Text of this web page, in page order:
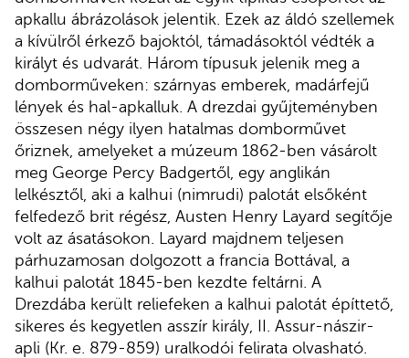
apkallu ábrázolások jelentik. Ezek az áldó szellemek
a kívülről érkező bajoktól, támadásoktól védték a
királyt és udvarát. Három típusuk jelenik meg a
domborműveken: szárnyas emberek, madárfejű
lények és hal-apkalluk. A drezdai gyűjteményben
összesen négy ilyen hatalmas domborművet
őriznek, amelyeket a múzeum 1862-ben vásárolt
meg George Percy Badgertől, egy anglikán
lelkésztől, aki a kalhui (nimrudi) palotát elsőként
felfedező brit régész, Austen Henry Layard segítője
volt az ásatásokon. Layard majdnem teljesen
párhuzamosan dolgozott a francia Bottával, a
kalhui palotát 1845-ben kezdte feltárni. A
Drezdába került reliefeken a kalhui palotát építtető,
sikeres és kegyetlen asszír király, II. Assur-nászir-
apli (Kr. e. 879-859) uralkodói felirata olvasható.